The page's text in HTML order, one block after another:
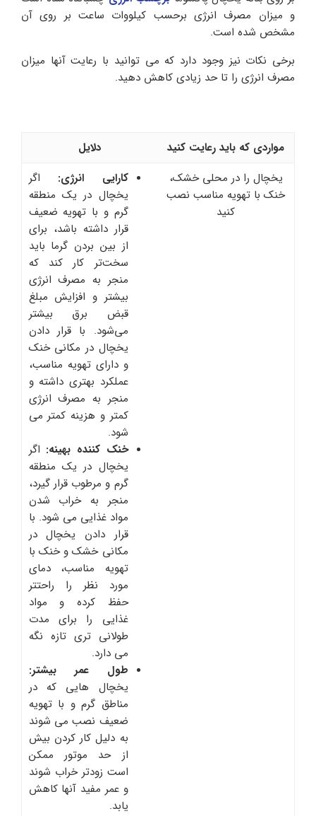
و میزان مصرف انرژی برحسب کیلووات ساعت بر روی آن
مشخص شده است.
برخی نکات نیز وجود دارد که می توانید با رعایت آنها میزان
مصرف انرژی را تا حد زیادی کاهش دهید.
مواردی که باید رعایت کنید
دلایل
یخچال را در محلی خشک،
خنک با تهویه مناسب نصب
کنید
کارایی انرژی: اگر
یخچال در یک منطقه
گرم و با تهویه ضعیف
قرار داشته باشد، برای
از بین بردن گرما باید
سخت‌تر کار کند که
منجر به مصرف انرژی
بیشتر و افزایش مبلغ
قبض‌ برق بیشتر
می‌شود. با قرار دادن
یخچال در مکانی خنک
و دارای تهویه مناسب،
عملکرد بهتری داشته و
منجر به مصرف انرژی
کمتر و هزینه کمتر می
شود.
خنک کننده بهینه: اگر
یخچال در یک منطقه
گرم و مرطوب قرار گیرد،
منجر به خراب شدن
مواد غذایی می شود. با
قرار دادن یخچال در
مکانی خشک و خنک با
تهویه مناسب، دمای
مورد نظر را راحتتر
حفظ کرده و مواد
غذایی را برای مدت
طولانی تری تازه نگه
می دارد.
طول عمر بیشتر:
یخچال هایی که در
مناطق گرم و با تهویه
ضعیف نصب می شوند
به دلیل کار کردن بیش
از حد موتور ممکن
است زودتر خراب شوند
و عمر مفید آنها کاهش
یابد.